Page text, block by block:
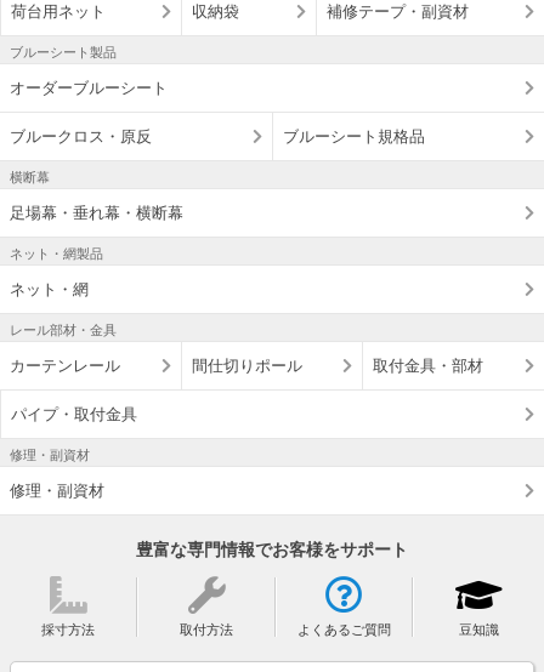
荷台用ネット 収納袋 補修テープ・副資材
ブルーシート製品
オーダーブルーシート
ブルークロス・原反 ブルーシート規格品
横断幕
足場幕・垂れ幕・横断幕
ネット・網製品
ネット・網
レール部材・金具
カーテンレール 間仕切りポール 取付金具・部材
パイプ・取付金具
修理・副資材
修理・副資材
豊富な専門情報でお客様をサポート
採寸方法 取付方法 よくあるご質問 豆知識